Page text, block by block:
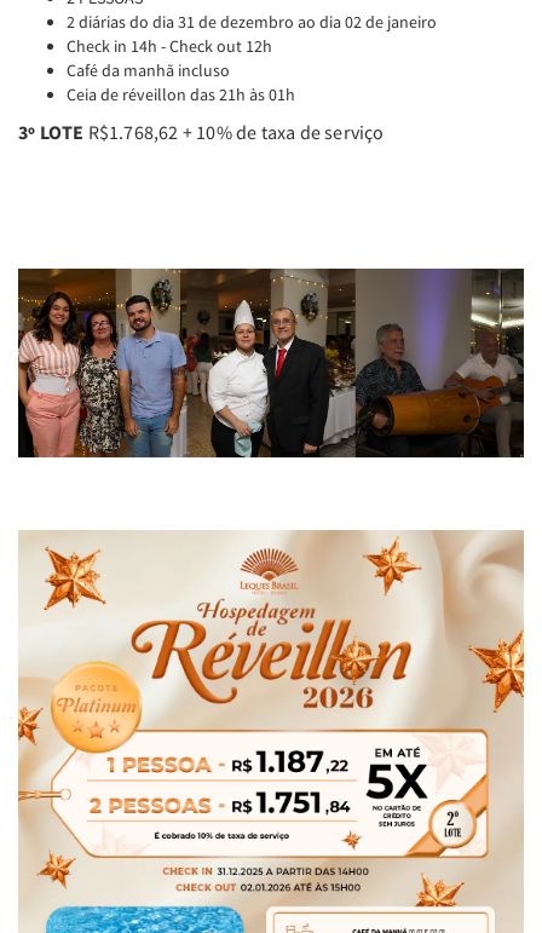
2 diárias do dia 31 de dezembro ao dia 02 de janeiro
Check in 14h - Check out 12h
Café da manhã incluso
Ceia de réveillon das 21h às 01h
3º LOTE R$1.768,62 + 10% de taxa de serviço